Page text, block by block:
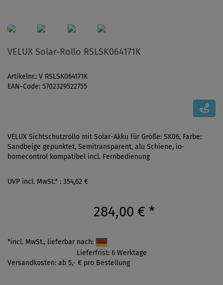
VELUX Solar-Rollo RSLSK064171K
Artikelnr.: V RSLSK064171K
EAN-Code: 5702329522755
VELUX Sichtschutzrollo mit Solar-Akku für Größe: SK06, Farbe:
Sandbeige gepunktet, Semitransparent, alu Schiene, io-
homecontrol kompatibel incl. Fernbedienung
UVP incl. MwSt.* : 354,62 €
284,00 € *
*incl. MwSt., lieferbar nach:
Lieferfrist: 6 Werktage
Versandkosten: ab 5,- € pro Bestellung